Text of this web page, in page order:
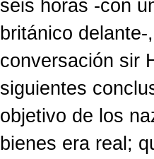
seis horas -con
británico
conversación sir
siguientes
objetivo de los
bienes era real;